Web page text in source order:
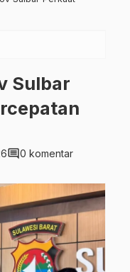
Sulbar
comment0 komentar